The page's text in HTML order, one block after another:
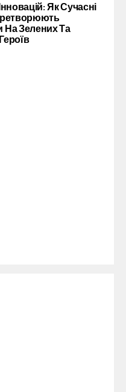
Як Сучасні
На Зелених Та